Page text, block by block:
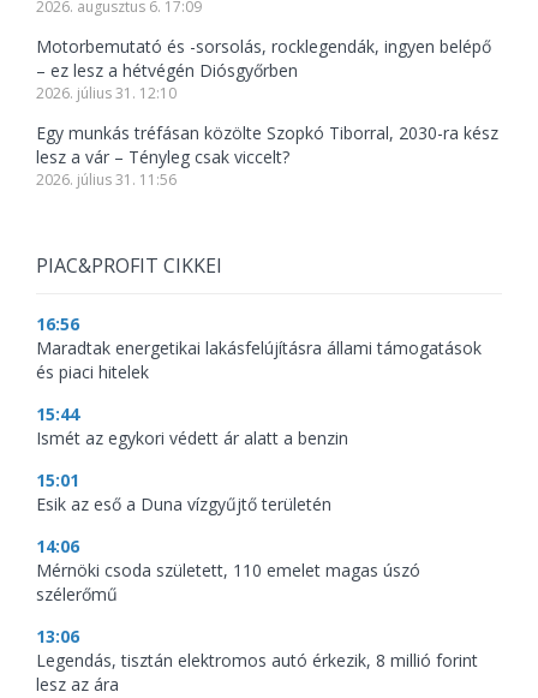
2026. augusztus 6. 17:09
Motorbemutató és -sorsolás, rocklegendák, ingyen belépő
– ez lesz a hétvégén Diósgyőrben
2026. július 31. 12:10
Egy munkás tréfásan közölte Szopkó Tiborral, 2030-ra kész
lesz a vár – Tényleg csak viccelt?
2026. július 31. 11:56
PIAC&PROFIT CIKKEI
16:56
Maradtak energetikai lakásfelújításra állami támogatások
és piaci hitelek
15:44
Ismét az egykori védett ár alatt a benzin
15:01
Esik az eső a Duna vízgyűjtő területén
14:06
Mérnöki csoda született, 110 emelet magas úszó
szélerőmű
13:06
Legendás, tisztán elektromos autó érkezik, 8 millió forint
lesz az ára